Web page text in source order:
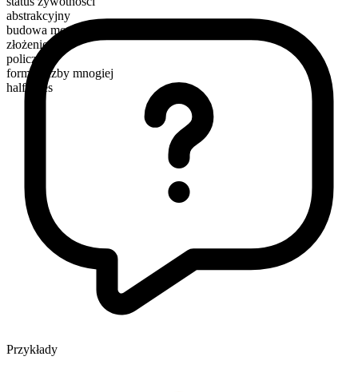
abstrakcyjny
budowa morfologiczna
złożenie
policzalny
forma liczby mnogiej
half-lives
Przykłady